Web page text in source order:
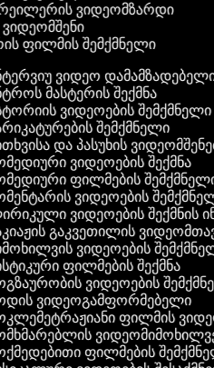
ვიდეომზარდი
ვიდეომშენი
ფილმის შემქმნელი
ვიდეო დამამზადებელი
მასტერის შექმნა
ვიდეოების შემქმნელი
შემქმნელი
და პასუხის
ვიდეოების შექმნა
ფილმების შემქმნელი
ვიდეოების
ვიდეოების შექმნის
გაკვეთილის
ვიდეოების
ფილმების შექმნა
ვიდეოების
ვიდეოგამფორმებელი
ფილმის
ფილმების